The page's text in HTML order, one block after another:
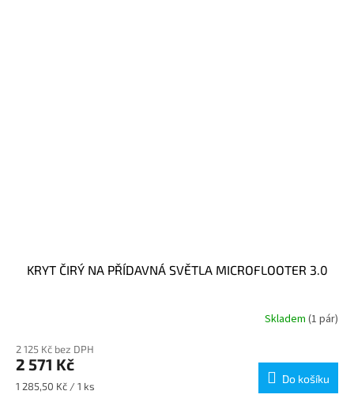
KRYT ČIRÝ NA PŘÍDAVNÁ SVĚTLA MICROFLOOTER 3.0
Skladem (1 pár)
2 125 Kč bez DPH
2 571 Kč
Měrná
1 285,50 Kč / 1 ks
Do košíku